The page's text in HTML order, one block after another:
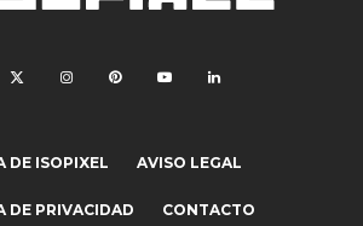
DE ISOPIXEL AVISO LEGAL
DE PRIVACIDAD CONTACTO